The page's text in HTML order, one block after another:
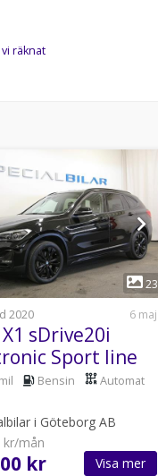
räknat
1
23
2020
6 maj
sDrive20i
Sport line
up 3.45%
Bensin Automat
i Göteborg AB
kr/mån
kr Visa mer